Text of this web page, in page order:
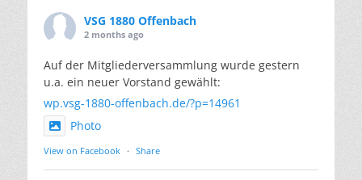
VSG 1880 Offenbach
2 months ago
Auf der Mitgliederversammlung wurde gestern
u.a. ein neuer Vorstand gewählt:
wp.vsg-1880-offenbach.de/?p=14961
Photo
View on Facebook · Share